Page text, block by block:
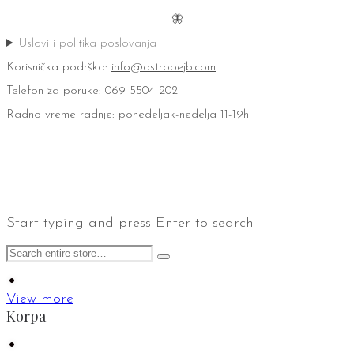
🦋
Uslovi i politika poslovanja
Korisnička podrška: info@astrobejb.com
Telefon za poruke: 069 5504 202
Radno vreme radnje: ponedeljak-nedelja 11-19h
Start typing and press Enter to search
View more
Korpa